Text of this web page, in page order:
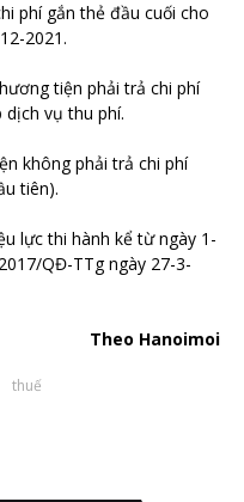
phí gắn thẻ đầu cuối cho
2021.
tiện phải trả chi phí
dịch vụ thu phí.
không phải trả chi phí
tiên).
lực thi hành kể từ ngày 1-
QĐ-TTg ngày 27-3-
Theo Hanoimoi
thuế